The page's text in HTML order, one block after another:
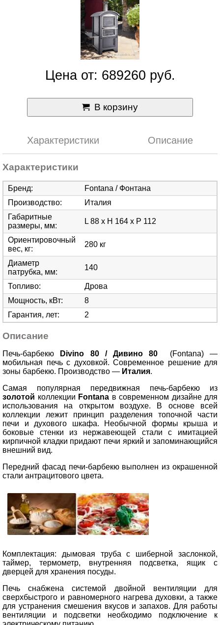
Цена от: 689260 руб.
В корзину
Характеристики Описание
Характеристики
Бренд:
Fontana / Фонтана
Производство:
Италия
Габаритные
размеры, мм:
L 88 x H 164 х P 112
Ориентировочный
вес, кг:
280 кг
Диаметр
патрубка, мм:
140
Топливо:
Дрова
Мощность, кВт:
8
Гарантия, лет: 2
Описание
Печь-барбекю Divino 80 / Дивино 80 (Fontana) —
мобильная печь с духовкой. Современное решение для
зоны барбекю. Производство — Италия.
Самая популярная передвижная печь-барбекю из
золотой коллекции Fontana в современном дизайне для
использования на открытом воздухе. В основе всей
коллекции лежит принцип разделения топочной части
печи и духового шкафа. Необычной формы крыша и
боковые стенки из нержавеющей стали с имитацией
кирпичной кладки придают печи яркий и запоминающийся
внешний вид.
Передний фасад печи-барбекю выполнен из окрашенной
стали антрацитового цвета.
Комплектация: дымовая труба с шиберной заслонкой,
таймер, термометр, внутренняя подсветка, ящик с
дверцей для хранения посуды.
Печь снабжена системой двойной вентиляции для
сверхбыстрого и равномерного нагрева духовки, а также
для устранения смешения вкусов и запахов. Для работы
вентиляции и подсветки необходимо подключение к